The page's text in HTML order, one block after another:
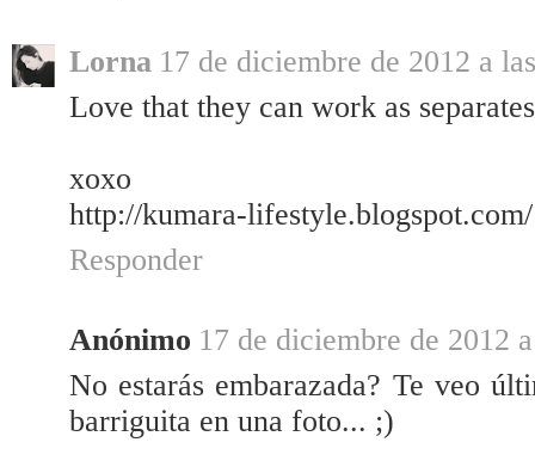
Lorna 17 de diciembre de 2012 a
Love that they can work as
xoxo
http://kumara-lifestyle.blogspot.com/
Responder
Anónimo 17 de diciembre de 2012
No estarás embarazada? Te veo
barriguita en una foto... ;)